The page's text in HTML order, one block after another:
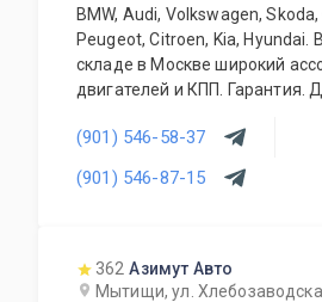
BMW, Audi, Volkswagen, Skoda,
Peugeot, Citroen, Kia, Hyundai.
складе в Москве широкий
двигателей и КПП. Гарантия.
регионами. Контрактные запчасти (кузовные
элементы, трансмиссия,
тормозная система,
(901) 546-58-37
(901) 546-87-15
362 Азимут Авто
Мытищи, ул.